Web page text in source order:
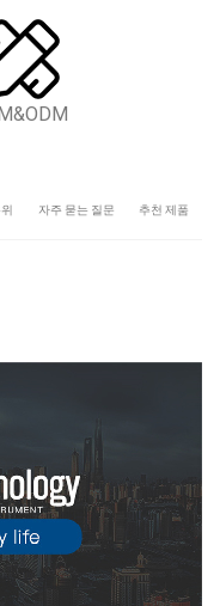
자주 묻는 질문 추천 제품